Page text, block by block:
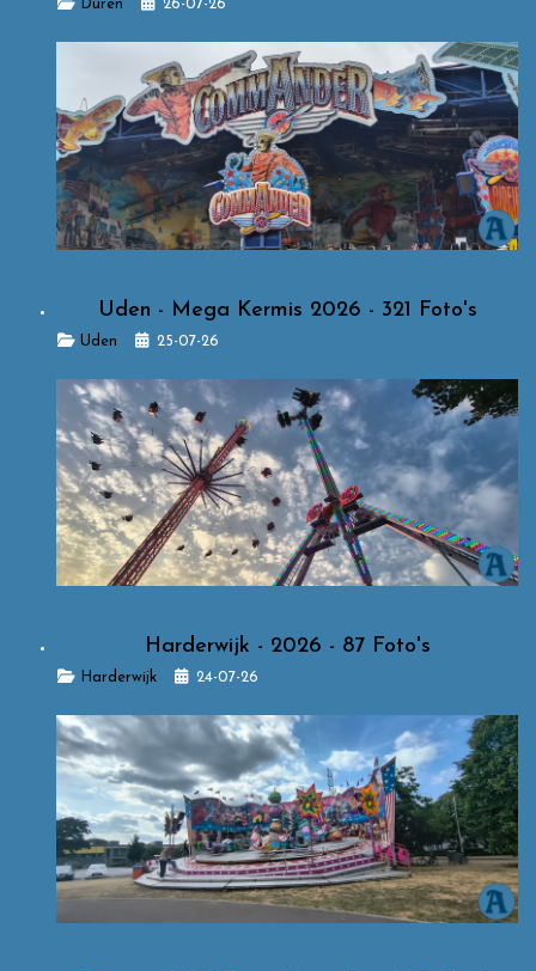
Details
Düren 26-07-26
Uden - Mega Kermis 2026 - 321 Foto's
Details
Uden 25-07-26
Harderwijk - 2026 - 87 Foto's
DetailsHarderwijk 24-07-26